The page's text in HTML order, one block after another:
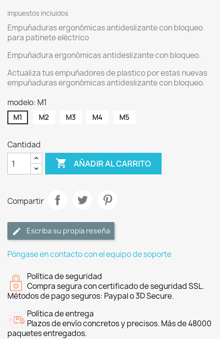
Impuestos incluidos
Empuñaduras ergonómicas antideslizante con bloqueo
para patinete eléctrico
Empuñadura ergonómicas antideslizante con bloqueo.
Actualiza tus empuñadores de plastico por estas nuevas
empuñaduras ergonómicas antideslizante con bloqueo.
modelo: M1
M1 M2 M3 M4 M5
Cantidad
 AÑADIR AL CARRITO
Compartir
Escriba su propia reseña
Póngase en contacto con el equipo de soporte
Política de seguridad
Compra segura con certificado de seguridad SSL.
Métodos de pago seguros: Paypal o 3D Secure.
Política de entrega
Plazos de envío concretos y precisos. Más de 48000
paquetes entregados.